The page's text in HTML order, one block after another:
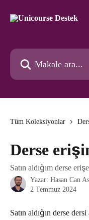
Makale ara...
Tüm Koleksiyonlar
Derse
Satın aldığım derse
Yazar: Hasan Can
2 Temmuz 2024
Satın aldığın derse